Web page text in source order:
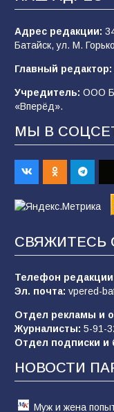
В Батайске
99
Будет ли
после
заявления о
85
«Слухами
заявления
отчаяние, а не
81
Адрес редакции:
Батайск, ул. М.
Главный редактор:
Учредитель: ООО
«Вперёд».
МЫ В
СВЯЖИТЕСЬ
Телефон
Эл. почта: vpered-
Отдел рекламы и
Журналисты: 5-91-
Отдел подписки и
НОВОСТИ
Муж и жена